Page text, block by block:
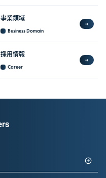
事業領域
Business Domain
採用情報
Career